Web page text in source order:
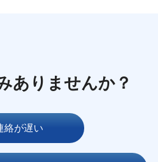
ありませんか？
絡が遅い